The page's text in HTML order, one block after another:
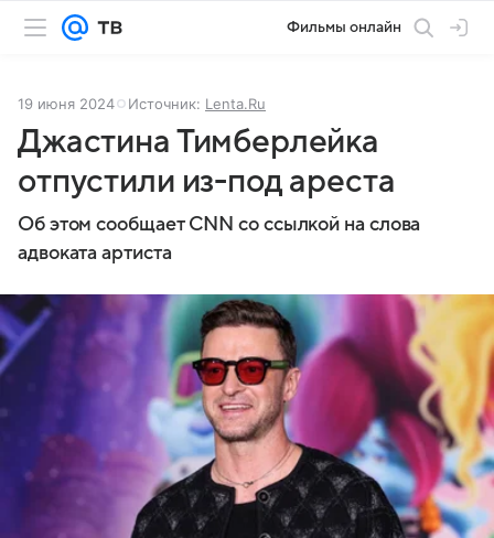
Фильмы онлайн
19 июня 2024 Источник: Lenta.Ru
Джастина Тимберлейка
отпустили из-под ареста
Об этом сообщает CNN со ссылкой на слова
адвоката артиста